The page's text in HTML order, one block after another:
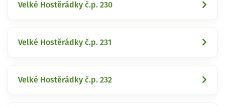
Velké Hostěrádky č.p. 230
Velké Hostěrádky č.p. 231
Velké Hostěrádky č.p. 232